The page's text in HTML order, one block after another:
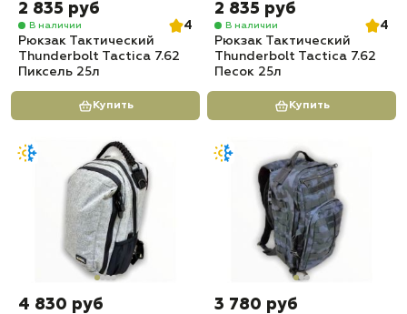
2 835 руб
В наличии
4
Рюкзак Тактический
Thunderbolt Tactica 7.62
Пиксель 25л
Купить
2 835 руб
В наличии
4
Рюкзак Тактический
Thunderbolt Tactica 7.62
Песок 25л
Купить
4 830 руб 3 780 руб